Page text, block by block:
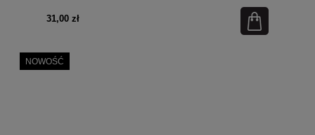
31,00 zł
NOWOŚĆ